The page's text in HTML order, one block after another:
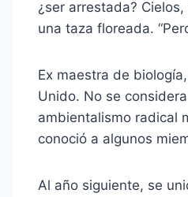
¿ser arrestada?
una taza floreada.
Ex maestra de
Unido. No se
ambientalismo radical
conoció a algunos
Al año siguiente, se